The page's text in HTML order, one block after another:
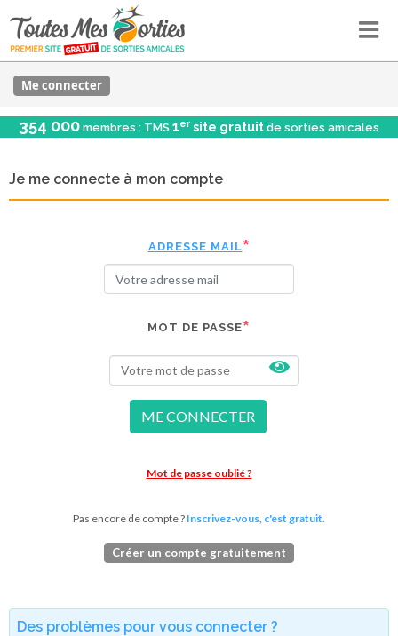
Me connecter
354 000 membres : TMS 1er site gratuit de sorties amicales
Je me connecte à mon compte
ADRESSE MAIL
MOT DE PASSE
ME CONNECTER
Mot de passe oublié ?
Pas encore de compte ? Inscrivez-vous, c'est gratuit.
Créer un compte gratuitement
Des problèmes pour vous connecter ?